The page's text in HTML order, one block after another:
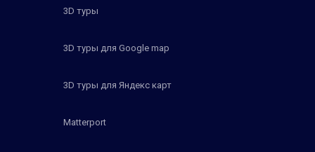
3D туры
3D туры для Google map
3D туры для Яндекс карт
Matterport